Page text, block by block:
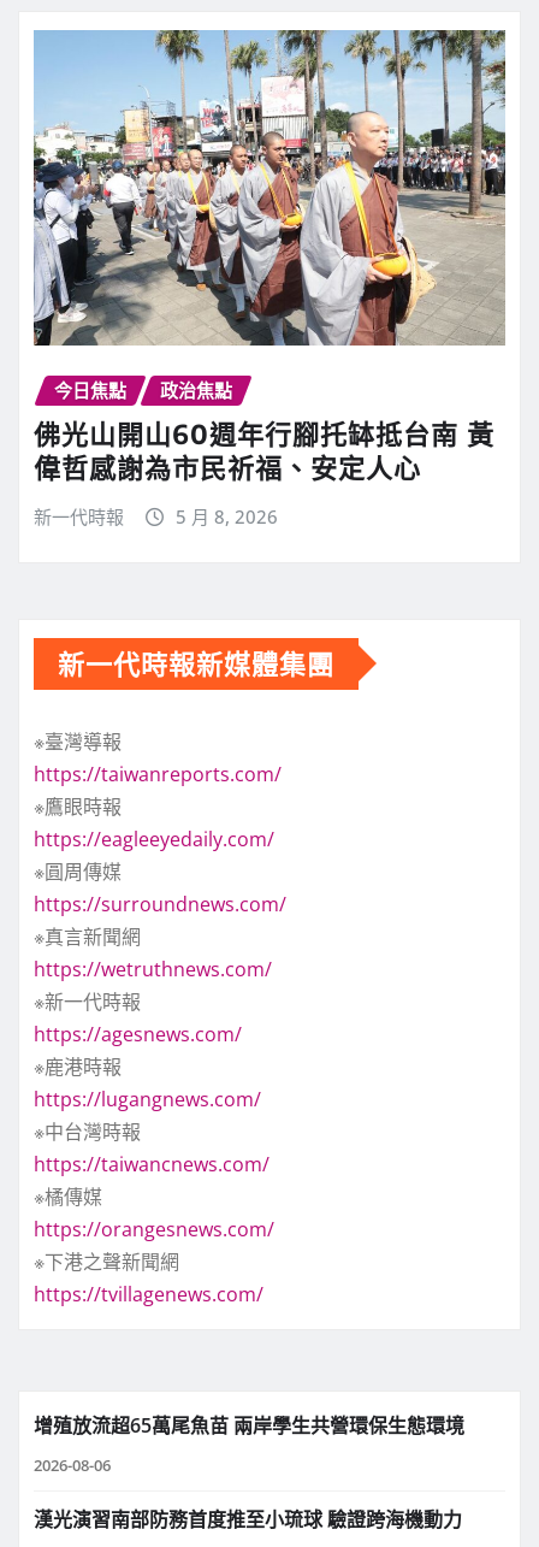
今日焦點 政治焦點
佛光山開山60週年行腳托缽抵台南 黃
偉哲感謝為市民祈福、安定人心
新一代時報 5 月 8, 2026
新一代時報新媒體集團
※臺灣導報
https://taiwanreports.com/
※鷹眼時報
https://eagleeyedaily.com/
※圓周傳媒
https://surroundnews.com/
※真言新聞網
https://wetruthnews.com/
※新一代時報
https://agesnews.com/
※鹿港時報
https://lugangnews.com/
※中台灣時報
https://taiwancnews.com/
※橘傳媒
https://orangesnews.com/
※下港之聲新聞網
https://tvillagenews.com/
增殖放流超65萬尾魚苗 兩岸學生共營環保生態環境
2026-08-06
漢光演習南部防務首度推至小琉球 驗證跨海機動力